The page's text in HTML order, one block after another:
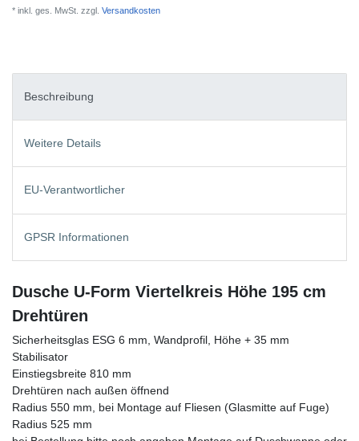
* inkl. ges. MwSt. zzgl. Versandkosten
Beschreibung
Weitere Details
EU-Verantwortlicher
GPSR Informationen
Dusche U-Form Viertelkreis Höhe 195 cm
Drehtüren
Sicherheitsglas ESG 6 mm, Wandprofil, Höhe + 35 mm
Stabilisator
Einstiegsbreite 810 mm
Drehtüren nach außen öffnend
Radius 550 mm, bei Montage auf Fliesen (Glasmitte auf Fuge)
Radius 525 mm